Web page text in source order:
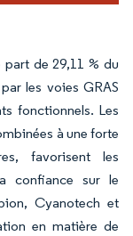
de 29,11 % du
les voies GRAS
fonctionnels. Les
à une forte
favorisent les
confiance sur le
Cyanotech et
en matière de